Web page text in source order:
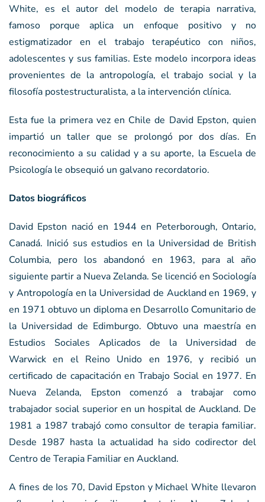
White, es el autor del modelo de terapia narrativa,
famoso porque aplica un enfoque positivo y no
estigmatizador en el trabajo terapéutico con niños,
adolescentes y sus familias. Este modelo incorpora ideas
provenientes de la antropología, el trabajo social y la
filosofía postestructuralista, a la intervención clínica.
Esta fue la primera vez en Chile de David Epston, quien
impartió un taller que se prolongó por dos días. En
reconocimiento a su calidad y a su aporte, la Escuela de
Psicología le obsequió un galvano recordatorio.
Datos biográficos
David Epston nació en 1944 en Peterborough, Ontario,
Canadá. Inició sus estudios en la Universidad de British
Columbia, pero los abandonó en 1963, para al año
siguiente partir a Nueva Zelanda. Se licenció en Sociología
y Antropología en la Universidad de Auckland en 1969, y
en 1971 obtuvo un diploma en Desarrollo Comunitario de
la Universidad de Edimburgo. Obtuvo una maestría en
Estudios Sociales Aplicados de la Universidad de
Warwick en el Reino Unido en 1976, y recibió un
certificado de capacitación en Trabajo Social en 1977. En
Nueva Zelanda, Epston comenzó a trabajar como
trabajador social superior en un hospital de Auckland. De
1981 a 1987 trabajó como consultor de terapia familiar.
Desde 1987 hasta la actualidad ha sido codirector del
Centro de Terapia Familiar en Auckland.
A fines de Ios 70, David Epston y Michael White llevaron